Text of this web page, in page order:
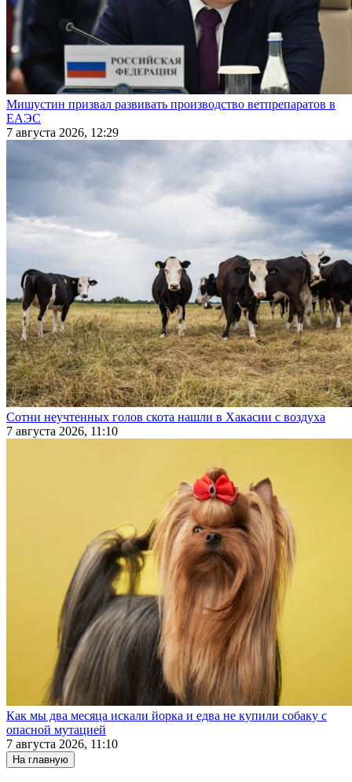
Мишустин призвал развивать производство ветпрепаратов в
ЕАЭС
7 августа 2026, 12:29
Сотни неучтенных голов скота нашли в Хакасии с воздуха
7 августа 2026, 11:10
Как мы два месяца искали йорка и едва не купили собаку с
опасной мутацией
7 августа 2026, 11:10
На главную